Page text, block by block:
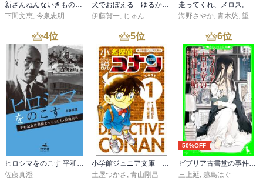
新ざんねんないきもの事典 昔のざんねん、今のざんねん
下間文恵, 今泉忠明
犬でおぼえる ゆるかわ日本史
伊藤賀一, じゅん
走ってくれ、メロス。
海野さやか, 青木悠, 望月滋斗
4位
佐藤真澄
5位
土屋つかさ 青山剛昌
6位
50%OFF
三上延 越島はぐ